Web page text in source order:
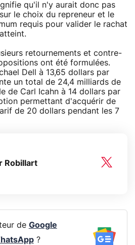
qu'il n'y aurait donc pas
le choix du repreneur et le
requis pour valider le rachat
retournements et contre-
ont été formulées.
Dell à 13,65 dollars par
un total de 24,4 milliards de
de Carl Icahn à 14 dollars par
permettant d'acquérir de
de 20 dollars pendant les 7
Robillart
de Google
?